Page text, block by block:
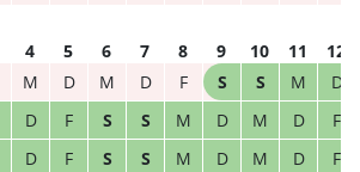
4 5 6 7 8 9 10 11
12
M D M D F S S M
D
D F S S M D M D
F
D F S S M D M D
F